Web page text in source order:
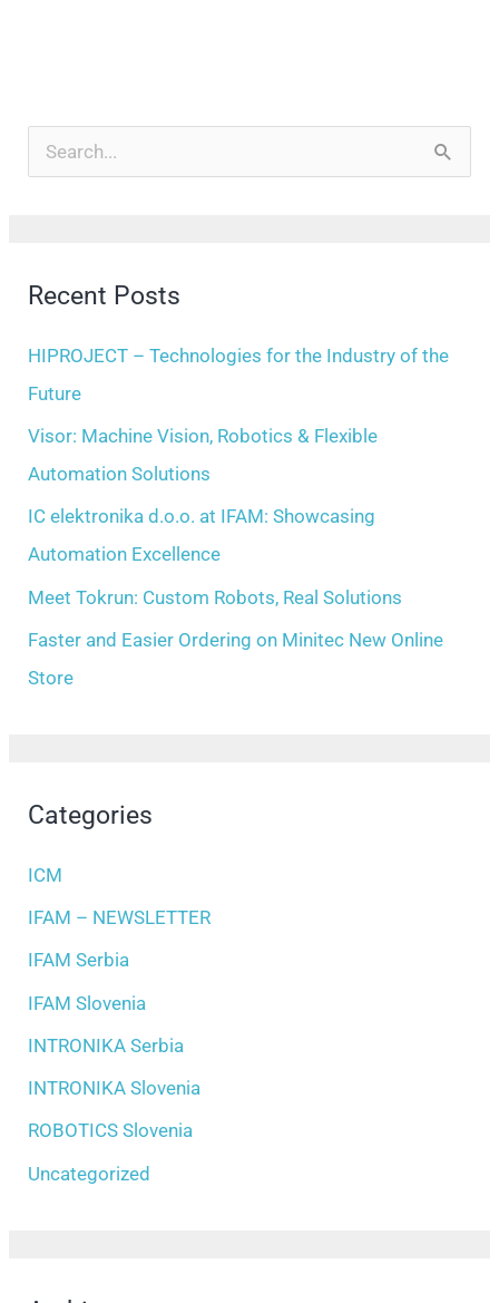
c
h
f
Recent Posts
HIPROJECT – Technologies for the Industry of the
Future
Visor: Machine Vision, Robotics & Flexible
Automation Solutions
IC elektronika d.o.o. at IFAM: Showcasing
Automation Excellence
Meet Tokrun: Custom Robots, Real Solutions
Faster and Easier Ordering on Minitec New Online
Store
Categories
ICM
IFAM – NEWSLETTER
IFAM Serbia
IFAM Slovenia
INTRONIKA Serbia
INTRONIKA Slovenia
ROBOTICS Slovenia
Uncategorized
c
v